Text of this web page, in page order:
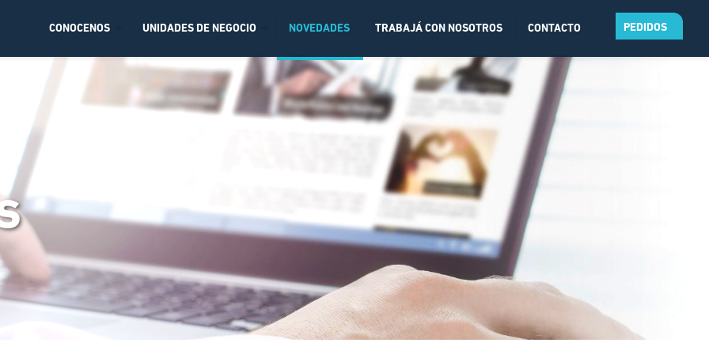
CONOCENOS UNIDADES DE NEGOCIO NOVEDADES TRABAJÁ CON NOSOTROS CONTACTO PEDIDOS